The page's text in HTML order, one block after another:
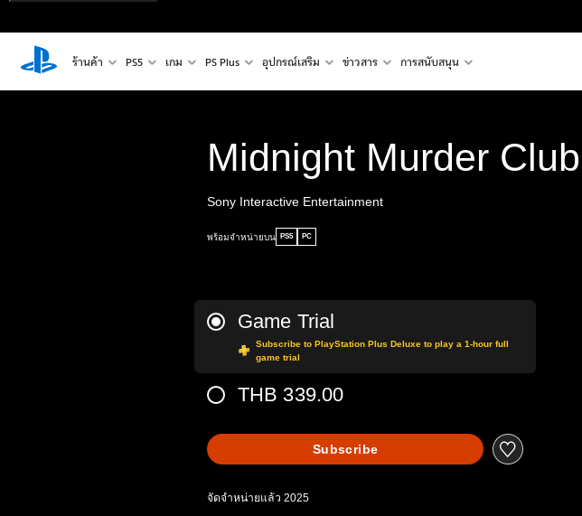
ร้านค้า PS5 เกม PS Plus อุปกรณ์เสริม ข่าวสาร การสนับสนุน
Midnight Murder Club
Sony Interactive Entertainment
พร้อมจำหน่ายบน PS5 PC
Game Trial
Subscribe to PlayStation Plus Deluxe to play a 1-hour full
game trial
THB 339.00
Subscribe
จัดจำหน่ายแล้ว 2025